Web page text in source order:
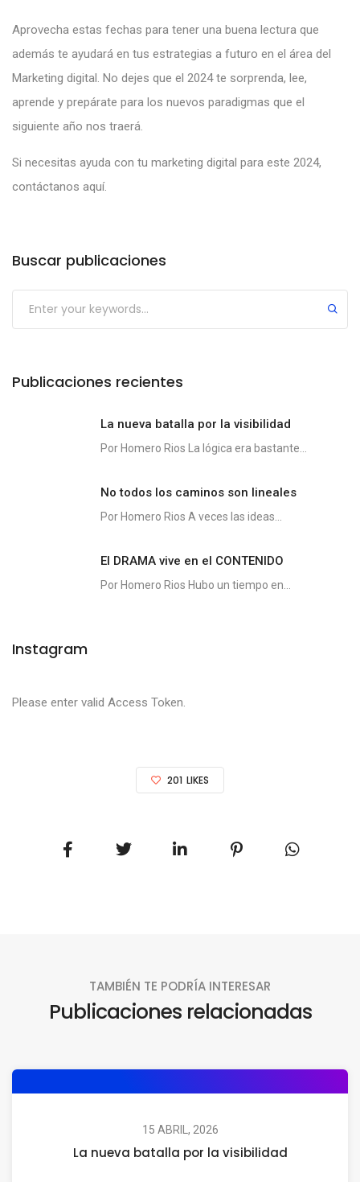
Aprovecha estas fechas para tener una buena lectura que
además te ayudará en tus estrategias a futuro en el área del
Marketing digital. No dejes que el 2024 te sorprenda, lee,
aprende y prepárate para los nuevos paradigmas que el
siguiente año nos traerá.
Si necesitas ayuda con tu marketing digital para este 2024,
contáctanos aquí.
Buscar publicaciones
Publicaciones recientes
La nueva batalla por la visibilidad
Por Homero Rios La lógica era bastante...
No todos los caminos son lineales
Por Homero Rios A veces las ideas...
El DRAMA vive en el CONTENIDO
Por Homero Rios Hubo un tiempo en...
Instagram
Please enter valid Access Token.
201 LIKES
TAMBIÉN TE PODRÍA INTERESAR
Publicaciones relacionadas
15 ABRIL, 2026
La nueva batalla por la visibilidad